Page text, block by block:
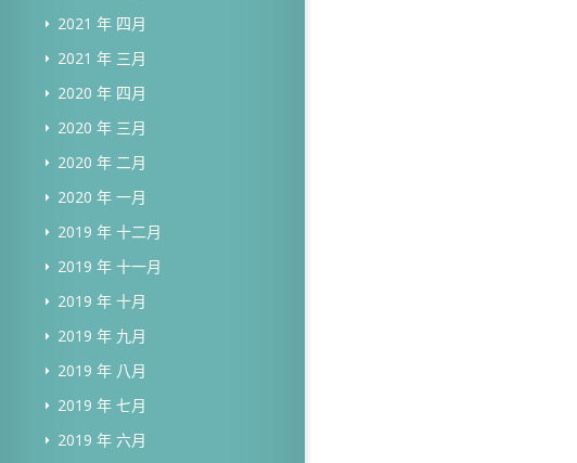
2021 年 四月
2021 年 三月
2020 年 四月
2020 年 三月
2020 年 二月
2020 年 一月
2019 年 十二月
2019 年 十一月
2019 年 十月
2019 年 九月
2019 年 八月
2019 年 七月
2019 年 六月